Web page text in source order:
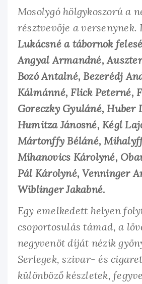
Mosolygó hölgykoszorú a
résztvevője a versenynek.
Lukácsné a tábornok
Angyal Armandné,
Bozó Antalné, Bezerédj
Kálmánné, Flick Peterné,
Goreczky Gyuláné, Huber
Humitza Jánosné, Kégl
Mártonffy Béláné,
Mihanovics Károlyné,
Pál Károlyné, Venninger
Wiblinger Jakabné.
Egy emelkedett helyen
csoportosulás támad, a
negyvenöt díját nézik
Serlegek, szivar- és
különböző készletek,